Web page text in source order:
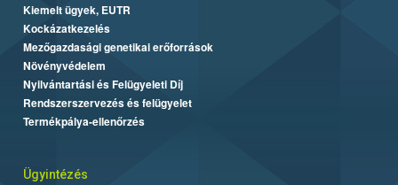
Kiemelt ügyek, EUTR
Kockázatkezelés
Mezőgazdasági genetikai erőforrások
Növényvédelem
Nyilvántartási és Felügyeleti Díj
Rendszerszervezés és felügyelet
Termékpálya-ellenőrzés
Ügyintézés